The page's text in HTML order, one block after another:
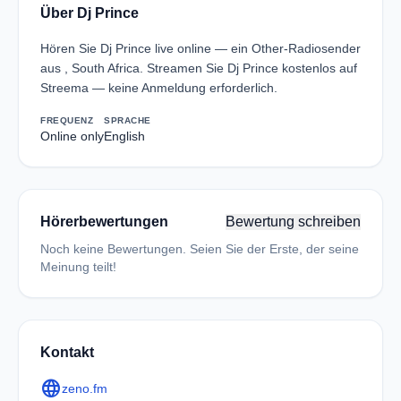
Über Dj Prince
Hören Sie Dj Prince live online — ein Other-Radiosender
aus , South Africa. Streamen Sie Dj Prince kostenlos auf
Streema — keine Anmeldung erforderlich.
FREQUENZ
Online only
SPRACHE
English
Hörerbewertungen Bewertung schreiben
Noch keine Bewertungen. Seien Sie der Erste, der seine
Meinung teilt!
Kontakt
languagezeno.fm